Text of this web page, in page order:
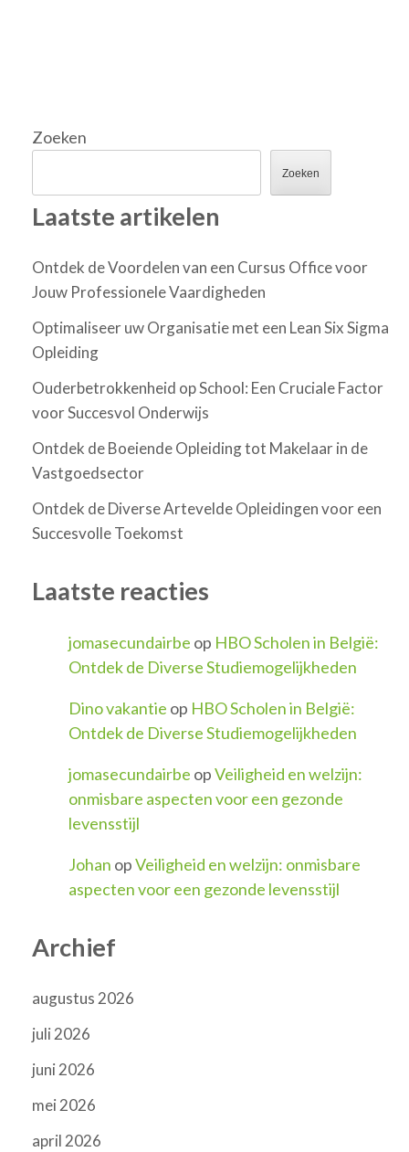
Zoeken
Zoeken
Laatste artikelen
Ontdek de Voordelen van een Cursus Office voor
Jouw Professionele Vaardigheden
Optimaliseer uw Organisatie met een Lean Six Sigma
Opleiding
Ouderbetrokkenheid op School: Een Cruciale Factor
voor Succesvol Onderwijs
Ontdek de Boeiende Opleiding tot Makelaar in de
Vastgoedsector
Ontdek de Diverse Artevelde Opleidingen voor een
Succesvolle Toekomst
Laatste reacties
jomasecundairbe op HBO Scholen in België:
Ontdek de Diverse Studiemogelijkheden
Dino vakantie op HBO Scholen in België:
Ontdek de Diverse Studiemogelijkheden
jomasecundairbe opVeiligheid en welzijn:
onmisbare aspecten voor een gezonde
levensstijl
Johan opVeiligheid en welzijn: onmisbare
aspecten voor een gezonde levensstijl
Archief
augustus 2026
juli 2026
juni 2026
mei 2026
april 2026